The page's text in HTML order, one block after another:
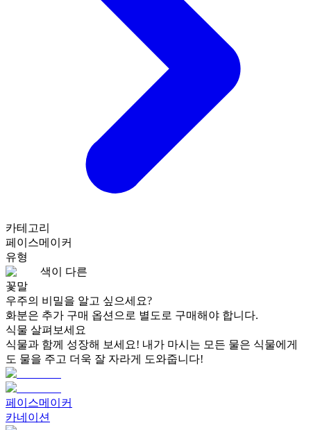
카테고리
페이스메이커
유형
색이 다른
꽃말
우주의 비밀을 알고 싶으세요?
화분은 추가 구매 옵션으로 별도로 구매해야 합니다.
식물 살펴보세요
식물과 함께 성장해 보세요! 내가 마시는 모든 물은 식물에게
도 물을 주고 더욱 잘 자라게 도와줍니다!
페이스메이커
카네이션